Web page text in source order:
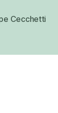
Cecchetti